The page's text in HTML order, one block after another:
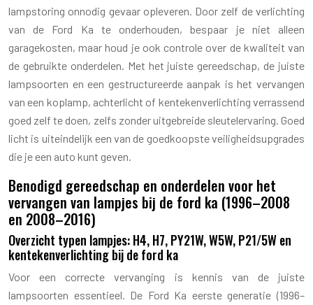
lampstoring onnodig gevaar opleveren. Door zelf de verlichting
van de Ford Ka te onderhouden, bespaar je niet alleen
garagekosten, maar houd je ook controle over de kwaliteit van
de gebruikte onderdelen. Met het juiste gereedschap, de juiste
lampsoorten en een gestructureerde aanpak is het vervangen
van een koplamp, achterlicht of kentekenverlichting verrassend
goed zelf te doen, zelfs zonder uitgebreide sleutelervaring. Goed
licht is uiteindelijk een van de goedkoopste veiligheidsupgrades
die je een auto kunt geven.
Benodigd gereedschap en onderdelen voor het
vervangen van lampjes bij de ford ka (1996–2008
en 2008–2016)
Overzicht typen lampjes: H4, H7, PY21W, W5W, P21/5W en
kentekenverlichting bij de ford ka
Voor een correcte vervanging is kennis van de juiste
lampsoorten essentieel. De Ford Ka eerste generatie (1996–